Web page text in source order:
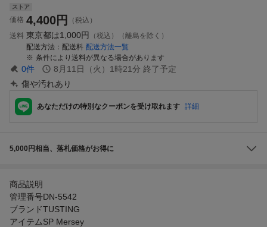
ストア
価格 4,400円
（税込）
送料 東京都は1,000円
（税込）（離島を除く）
配送方法
配送料 配送方法一覧
条件により送料が異なる場合があります
0件 8月11日（火）1時21分 終了予定
傷や汚れあり
あなただけの特別なクーポンを受け取れます 詳細
5,000円相当、落札価格がお得に
商品説明
管理番号DN-5542
ブランドTUSTING
アイテムSP Mersey